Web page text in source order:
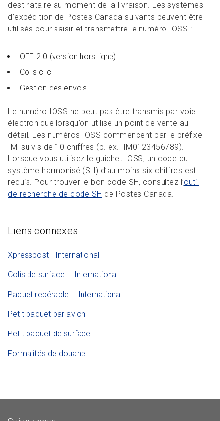
destinataire au moment de la livraison. Les systèmes
d’expédition de Postes Canada suivants peuvent être
utilisés pour saisir et transmettre le numéro IOSS :
OEE 2.0 (version hors ligne)
Colis clic
Gestion des envois
Le numéro IOSS ne peut pas être transmis par voie
électronique lorsqu’on utilise un point de vente au
détail. Les numéros IOSS commencent par le préfixe
IM, suivis de 10 chiffres (p. ex., IM0123456789).
Lorsque vous utilisez le guichet IOSS, un code du
système harmonisé (SH) d’au moins six chiffres est
requis. Pour trouver le bon code SH, consultez l’outil
de recherche de code SH de Postes Canada.
Liens connexes
Xpresspost - International
Colis de surface – International
Paquet repérable – International
Petit paquet par avion
Petit paquet de surface
Formalités de douane